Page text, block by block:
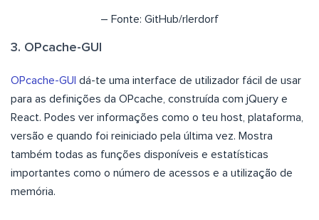
– Fonte: GitHub/rlerdorf
3. OPcache-GUI
OPcache-GUI dá-te uma interface de utilizador fácil de usar
para as definições da OPcache, construída com jQuery e
React. Podes ver informações como o teu host, plataforma,
versão e quando foi reiniciado pela última vez. Mostra
também todas as funções disponíveis e estatísticas
importantes como o número de acessos e a utilização de
memória.